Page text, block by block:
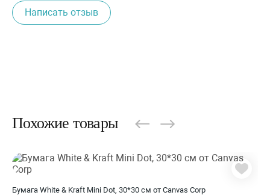
Написать отзыв
Похожие товары
Бумага White & Kraft Mini Dot, 30*30 см от Canvas Corp